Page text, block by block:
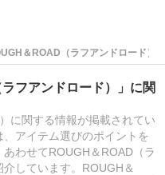
＆ROAD（ラフアンドロード）
フアンドロード）」に関
に関する情報が掲載されてい
アイテム選びのポイントを
わせてROUGH＆ROAD（ラ
しています。ROUGH＆